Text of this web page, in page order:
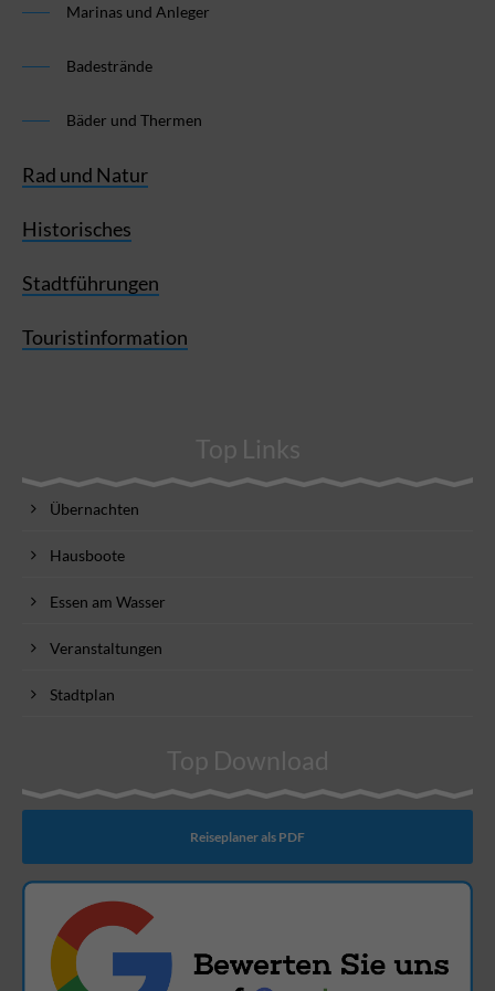
Marinas und Anleger
Badestrände
Bäder und Thermen
Rad und Natur
Historisches
Stadtführungen
Touristinformation
Top Links
Übernachten
Hausboote
Essen am Wasser
Veranstaltungen
Stadtplan
Top Download
Reiseplaner als PDF